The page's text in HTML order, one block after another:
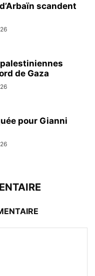
scandent
de Gaza
pour Gianni